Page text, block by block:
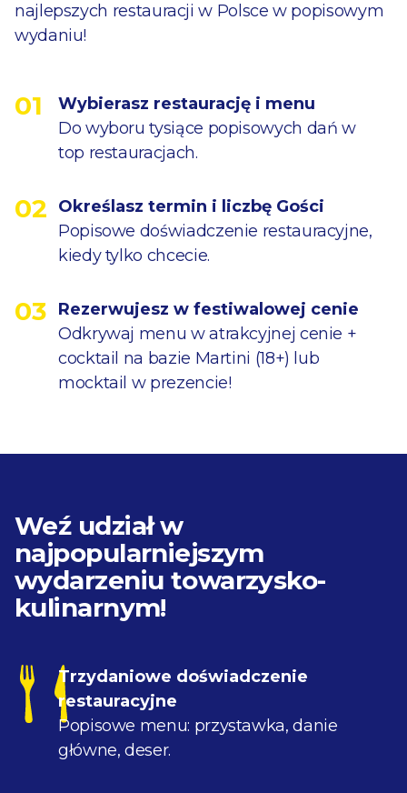
najlepszych restauracji w Polsce w popisowym
wydaniu!
01
Wybierasz restaurację i menu
Do wyboru tysiące popisowych dań w
top restauracjach.
02
Określasz termin i liczbę Gości
Popisowe doświadczenie restauracyjne,
kiedy tylko chcecie.
03
Rezerwujesz w festiwalowej cenie
Odkrywaj menu w atrakcyjnej cenie +
cocktail na bazie Martini (18+) lub
mocktail w prezencie!
Weź udział w
najpopularniejszym
wydarzeniu towarzysko-
kulinarnym!
Trzydaniowe doświadczenie
restauracyjne
Popisowe menu: przystawka, danie
główne, deser.